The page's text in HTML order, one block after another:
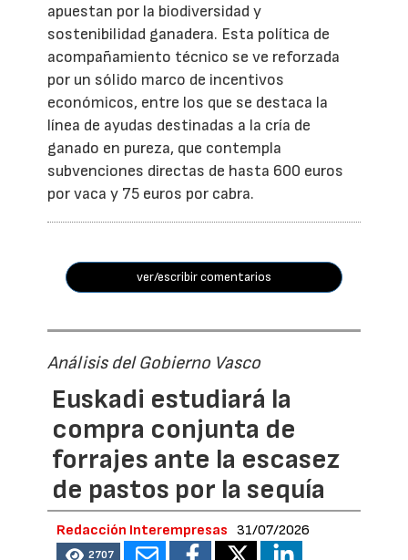
apuestan por la biodiversidad y
sostenibilidad ganadera. Esta política de
acompañamiento técnico se ve reforzada
por un sólido marco de incentivos
económicos, entre los que se destaca la
línea de ayudas destinadas a la cría de
ganado en pureza, que contempla
subvenciones directas de hasta 600 euros
por vaca y 75 euros por cabra.
ver/escribir comentarios
Análisis del Gobierno Vasco
Euskadi estudiará la
compra conjunta de
forrajes ante la escasez
de pastos por la sequía
Redacción Interempresas 31/07/2026
2707